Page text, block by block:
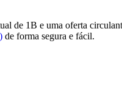
de 1B e uma oferta
de forma segura e fácil.